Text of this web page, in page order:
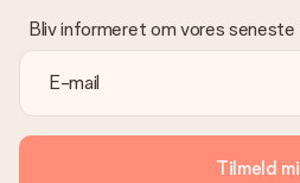
Bliv informeret om vores seneste
Tilmeld